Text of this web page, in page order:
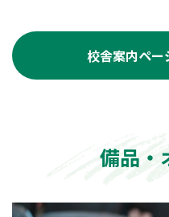
校舎案内ペー
備品・